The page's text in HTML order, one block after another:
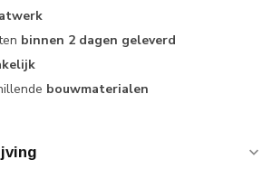
binnen 2 dagen geleverd
bouwmaterialen